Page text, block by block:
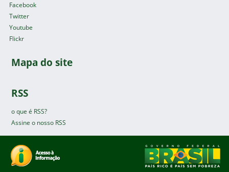
Facebook
Twitter
Youtube
Flickr
Mapa do site
RSS
o que é RSS?
Assine o nosso RSS